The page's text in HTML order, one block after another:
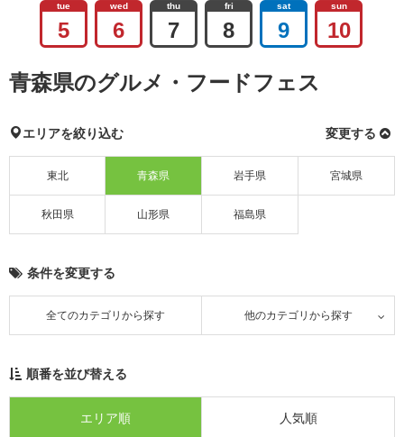
tue
5
wed
6
thu
7
fri
8
sat
9
sun
10
青森県のグルメ・フードフェス
エリアを絞り込む 変更する
東北 青森県 岩手県 宮城県
秋田県 山形県 福島県
条件を変更する
全てのカテゴリから探す 他のカテゴリから探す
順番を並び替える
エリア順 人気順